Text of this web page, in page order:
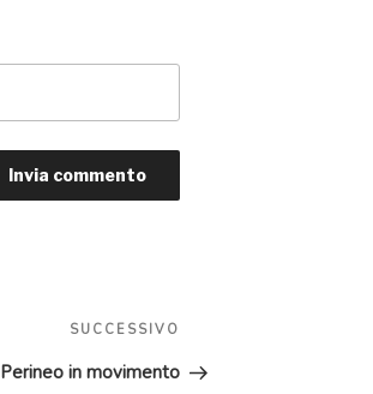
SUCCESSIVO
Perineo in movimento